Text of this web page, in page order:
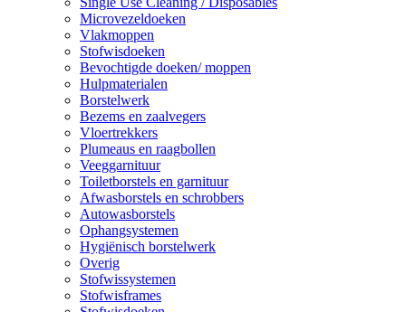
Microvezeldoeken
Vlakmoppen
Stofwisdoeken
Bevochtigde doeken/ moppen
Hulpmaterialen
Borstelwerk
Bezems en zaalvegers
Vloertrekkers
Plumeaus en raagbollen
Veeggarnituur
Toiletborstels en garnituur
Afwasborstels en schrobbers
Autowasborstels
Ophangsystemen
Hygiënisch borstelwerk
Overig
Stofwissystemen
Stofwisframes